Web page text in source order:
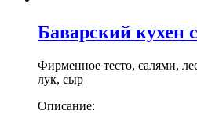
Баварский кухен
Фирменное тесто, салями,
лук, сыр
Описание: